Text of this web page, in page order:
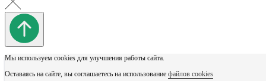
Мы используем cookies для улучшения работы сайта.
Оставаясь на сайте, вы соглашаетесь на использование файлов cookies